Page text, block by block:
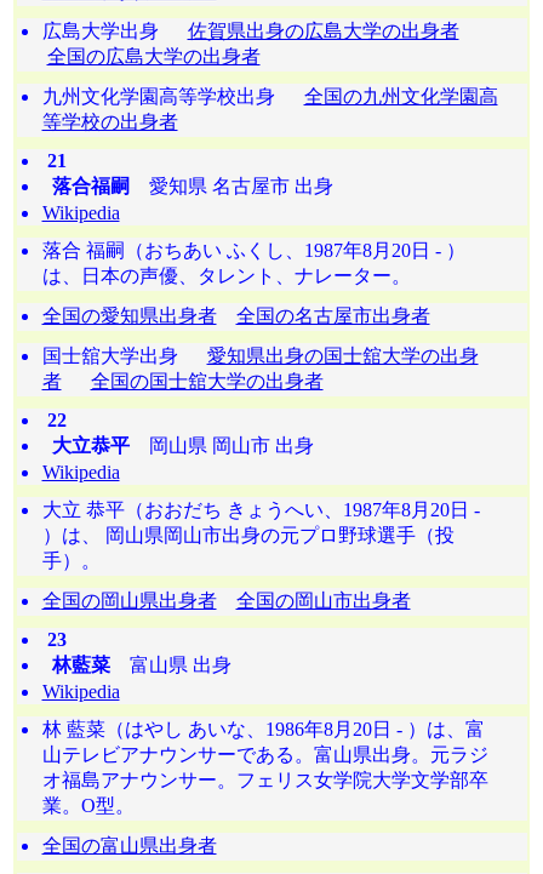
広島大学出身 佐賀県出身の広島大学の出身者
全国の広島大学の出身者
九州文化学園高等学校出身 全国の九州文化学園高
等学校の出身者
21
落合福嗣 愛知県 名古屋市 出身
Wikipedia
落合 福嗣（おちあい ふくし、1987年8月20日 - ）
は、日本の声優、タレント、ナレーター。
全国の愛知県出身者
全国の名古屋市出身者
国士舘大学出身 愛知県出身の国士舘大学の出身
者
全国の国士舘大学の出身者
22
大立恭平岡山県 岡山市 出身
Wikipedia
大立 恭平（おおだち きょうへい、1987年8月20日 -
）は、 岡山県岡山市出身の元プロ野球選手（投
手）。
全国の岡山県出身者
全国の岡山市出身者
23
林藍菜富山県 出身
Wikipedia
林 藍菜（はやし あいな、1986年8月20日 - ）は、富
山テレビアナウンサーである。富山県出身。元ラジ
オ福島アナウンサー。フェリス女学院大学文学部卒
業。O型。
全国の富山県出身者